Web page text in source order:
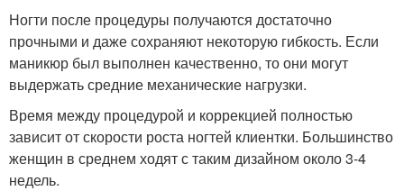
Ногти после процедуры получаются достаточно
прочными и даже сохраняют некоторую гибкость. Если
маникюр был выполнен качественно, то они могут
выдержать средние механические нагрузки.
Время между процедурой и коррекцией полностью
зависит от скорости роста ногтей клиентки. Большинство
женщин в среднем ходят с таким дизайном около 3-4
недель.